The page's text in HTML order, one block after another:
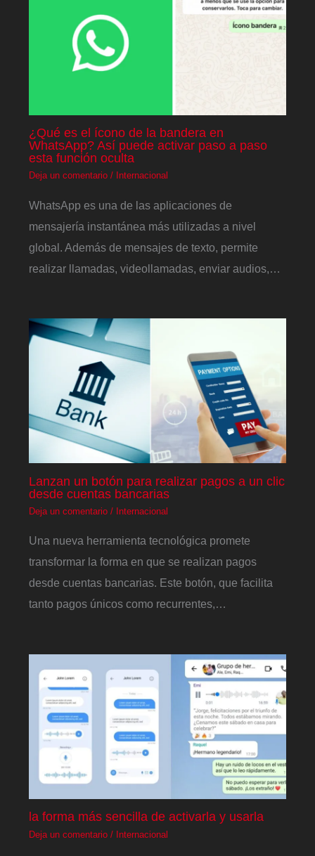
¿Qué es el ícono de la bandera en
WhatsApp? Así puede activar paso a paso
esta función oculta
Deja un comentario / Internacional
WhatsApp es una de las aplicaciones de
mensajería instantánea más utilizadas a nivel
global. Además de mensajes de texto, permite
realizar llamadas, videollamadas, enviar audios,…
Lanzan un botón para realizar pagos a un clic
desde cuentas bancarias
Deja un comentario / Internacional
Una nueva herramienta tecnológica promete
transformar la forma en que se realizan pagos
desde cuentas bancarias. Este botón, que facilita
tanto pagos únicos como recurrentes,…
la forma más sencilla de activarla y usarla
Deja un comentario / Internacional